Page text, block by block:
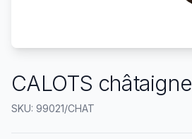
CALOTS châtaigne
SKU: 99021/CHAT